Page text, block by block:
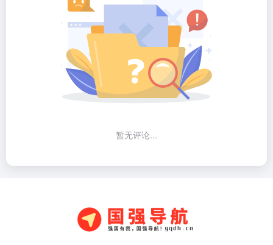
暂无评论...